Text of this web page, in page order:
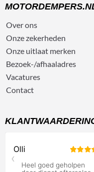
Over ons
Onze zekerheden
Onze uitlaat merken
Bezoek-/afhaaladres
Vacatures
Contact